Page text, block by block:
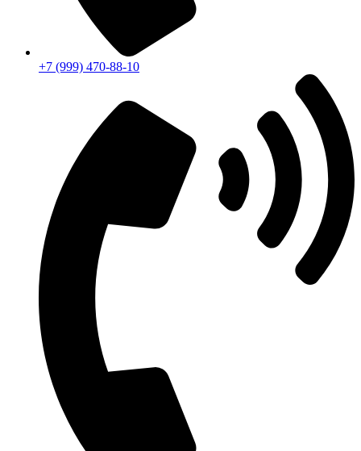
+7 (999) 470-88-10